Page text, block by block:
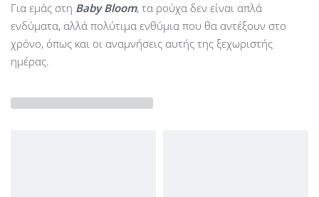
Για εμάς στη Baby Bloom, τα ρούχα δεν είναι απλά
ενδύματα, αλλά πολύτιμα ενθύμια που θα αντέξουν στο
χρόνο, όπως και οι αναμνήσεις αυτής της ξεχωριστής
ημέρας.